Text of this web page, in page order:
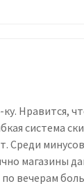
Нравится,
система
Среди
магазины
по вечерам